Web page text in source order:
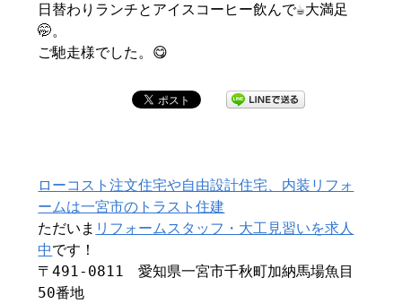
日替わりランチとアイスコーヒー飲んで☕️大満足
🤭。
ご馳走様でした。😋
ローコスト注文住宅や自由設計住宅、内装リフォ
ームは一宮市のトラスト住建
ただいま リフォームスタッフ・大工見習いを求人
中です！
〒491-0811 愛知県一宮市千秋町加納馬場魚目
50番地